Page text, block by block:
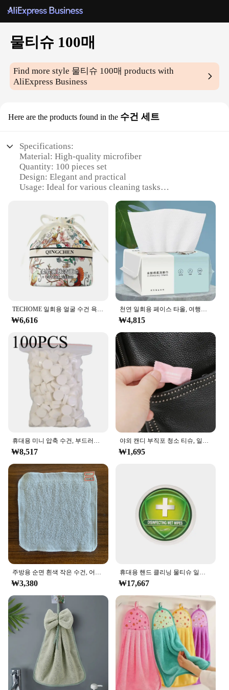
물티슈 100매
Find more style 물티슈 100매 products with
AliExpress Business
Here are the products found in the 수건 세트
Specifications:
Material: High-quality microfiber
Quantity: 100 pieces set
Design: Elegant and practical
Usage: Ideal for various cleaning tasks
Size: Convenient for personal or commercial use
Features:
|Wholesale|Vendors|
**Unmatched Quality and Quantity**
The 물티슈 100매 set is a testament to durability
and versatility. Each set includes 100 high-quality
microfiber towels, designed to tackle a wide range
of cleaning tasks with ease. Whether you're a busy
household or a professional vendor, this set is
perfect for ensuring you have a fresh, clean towel at
hand. The microfiber material is not only gentle on
surfaces but also quick-drying, reducing the time
spent on laundry and allowing for a more efficient
cleaning routine.
**Designed for Efficiency and Style**
The 물티슈 100매 set boasts an elegant design that
complements any bathroom or kitchen setting. The
towels are available in a variety of colors, making
them suitable for personal use or as a uniform for
your business. The practical design ensures that the
towels are easy to handle and store, making them an
ideal choice for both home and commercial use.
Their lightweight nature allows for easy
transportation, making them a go-to for cleaning
professionals and households alike.
**Versatile and Adaptable**
These towels are not just for drying hands; they are
designed to handle a multitude of tasks. From
wiping down countertops to cleaning delicate
surfaces, the 물티슈 100매 set is your one-stop
solution. The super-absorbent properties of the
microfiber ensure that spills and splatters are
quickly soaked up, reducing the risk of damage to
up on supplies or an individual in need of a reliable
set, this product is sure to meet your needs and
exceed your expectations.
TECHOME 일회용 얼굴 수건 욕실 코튼 페이셜 티슈 메이크업 리무버 물티슈, 드라이 습식 스킨 케어 롤 페이퍼, 멀티 선택 1 백
₩6,616
천연 일회용 페이스 타올, 여행용 페이셜 클렌징, 습식 및 건식 메이크업 리무버, 진주 코튼 소프트 메이크업 부직포 타올, 100 개
₩4,815
휴대용 미니 압축 수건, 부드러운 일회용 동전 티슈, 흡수성 여행 BBQ, 야외 캠핑, 100 개
₩8,517
야외 캔디 부직포 청소 티슈, 일회용 압축 페이스 타올, 물 젖은 닦이, 1 개
₩1,695
주방용 순면 흰색 작은 수건, 어린이 사각 수건, 가정용 물티슈, 20x20cm, 10 개
₩3,380
휴대용 핸드 클리닝 물티슈 일회용 압축 타월, 가정용, 손수건, 압착 타월
₩17,667